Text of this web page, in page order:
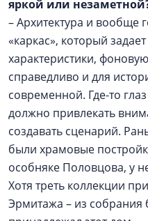
яркой или
– Архитектура и вообще
«каркас», который
характеристики,
справедливо и для
современной. Где-то
должно привлекать
создавать сценарий.
были храмовые
особняке Половцова, у
Хотя треть коллекции
Эрмитажа – из